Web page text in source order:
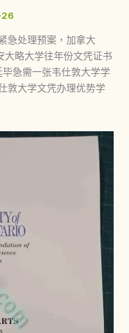
急处理预案，加拿大
略大学往年份文凭证书
急需一张韦仕敦大学学
敦大学文凭办理优势学